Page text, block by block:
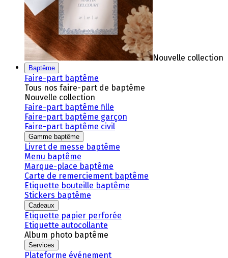
Nouvelle collection
Baptême
Faire-part baptême
Tous nos faire-part de baptême
Nouvelle collection
Faire-part baptême fille
Faire-part baptême garçon
Faire-part baptême civil
Gamme baptême
Livret de messe baptême
Menu baptême
Marque-place baptême
Carte de remerciement baptême
Etiquette bouteille baptême
Stickers baptême
Cadeaux
Etiquette papier perforée
Etiquette autocollante
Album photo baptême
Services
Plateforme événement